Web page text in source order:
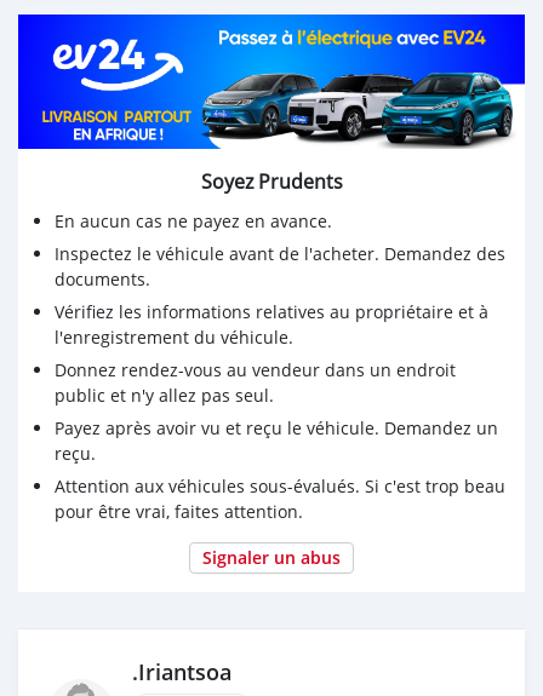
Soyez Prudents
En aucun cas ne payez en avance.
Inspectez le véhicule avant de l'acheter. Demandez des
documents.
Vérifiez les informations relatives au propriétaire et à
l'enregistrement du véhicule.
Donnez rendez-vous au vendeur dans un endroit
public et n'y allez pas seul.
Payez après avoir vu et reçu le véhicule. Demandez un
reçu.
Attention aux véhicules sous-évalués. Si c'est trop beau
pour être vrai, faites attention.
Signaler un abus
.Iriantsoa